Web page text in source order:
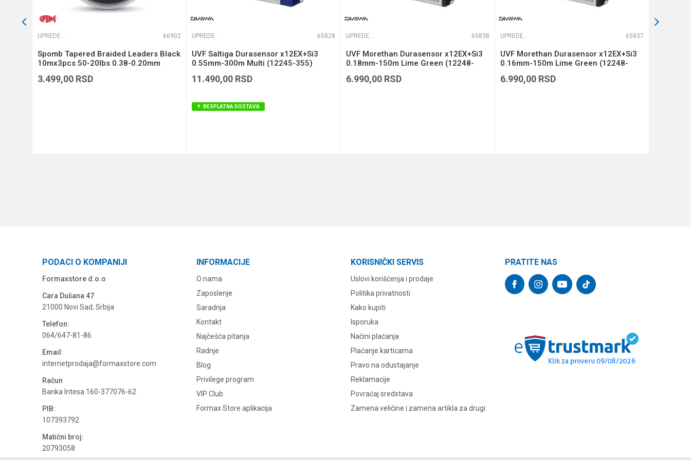
UPREDENE STRUNE 66902
Spomb Tapered Braided Leaders Black
10mx3pcs 50-20lbs 0.38-0.20mm
3.499,00 RSD
UPREDENE STRUNE 65828
UVF Saltiga Durasensor x12EX+Si3
0.55mm-300m Multi (12245-355)
11.490,00 RSD
BESPLATNA DOSTAVA
UPREDENE STRUNE 65838
UVF Morethan Durasensor x12EX+Si3
0.18mm-150m Lime Green (12248-
6.990,00 RSD
UPREDENE STRUNE 65837
UVF Morethan Durasensor x12EX+Si3
0.16mm-150m Lime Green (12248-
6.990,00 RSD
PODACI O KOMPANIJI
Formaxstore d.o.o
Cara Dušana 47
21000 Novi Sad, Srbija
Telefon:
064/647-81-86
Email:
internetprodaja@formaxstore.com
Račun
Banka Intesa 160-377076-62
PIB:
107393792
Matični broj:
20793058
INFORMACIJE
O nama
Zaposlenje
Saradnja
Kontakt
Najčešća pitanja
Radnje
Blog
Privilege program
VIP Club
Formax Store aplikacija
KORISNIČKI SERVIS
Uslovi korišćenja i prodaje
Politika privatnosti
Kako kupiti
Isporuka
Načini plaćanja
Plaćanje karticama
Pravo na odustajanje
Reklamacije
Povraćaj sredstava
Zamena veličine i zamena artikla za drugi
PRATITE NAS